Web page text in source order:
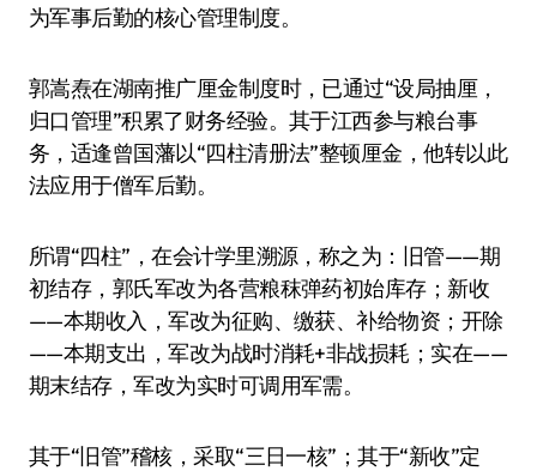
为军事后勤的核心管理制度。
郭嵩焘在湖南推广厘金制度时，已通过“设局抽厘，
归口管理”积累了财务经验。其于江西参与粮台事
务，适逢曾国藩以“四柱清册法”整顿厘金，他转以此
法应用于僧军后勤。
所谓“四柱”，在会计学里溯源，称之为：旧管——期
初结存，郭氏军改为各营粮秣弹药初始库存；新收
——本期收入，军改为征购、缴获、补给物资；开除
——本期支出，军改为战时消耗+非战损耗；实在——
期末结存，军改为实时可调用军需。
其于“旧管”稽核，采取“三日一核”；其于“新收”定